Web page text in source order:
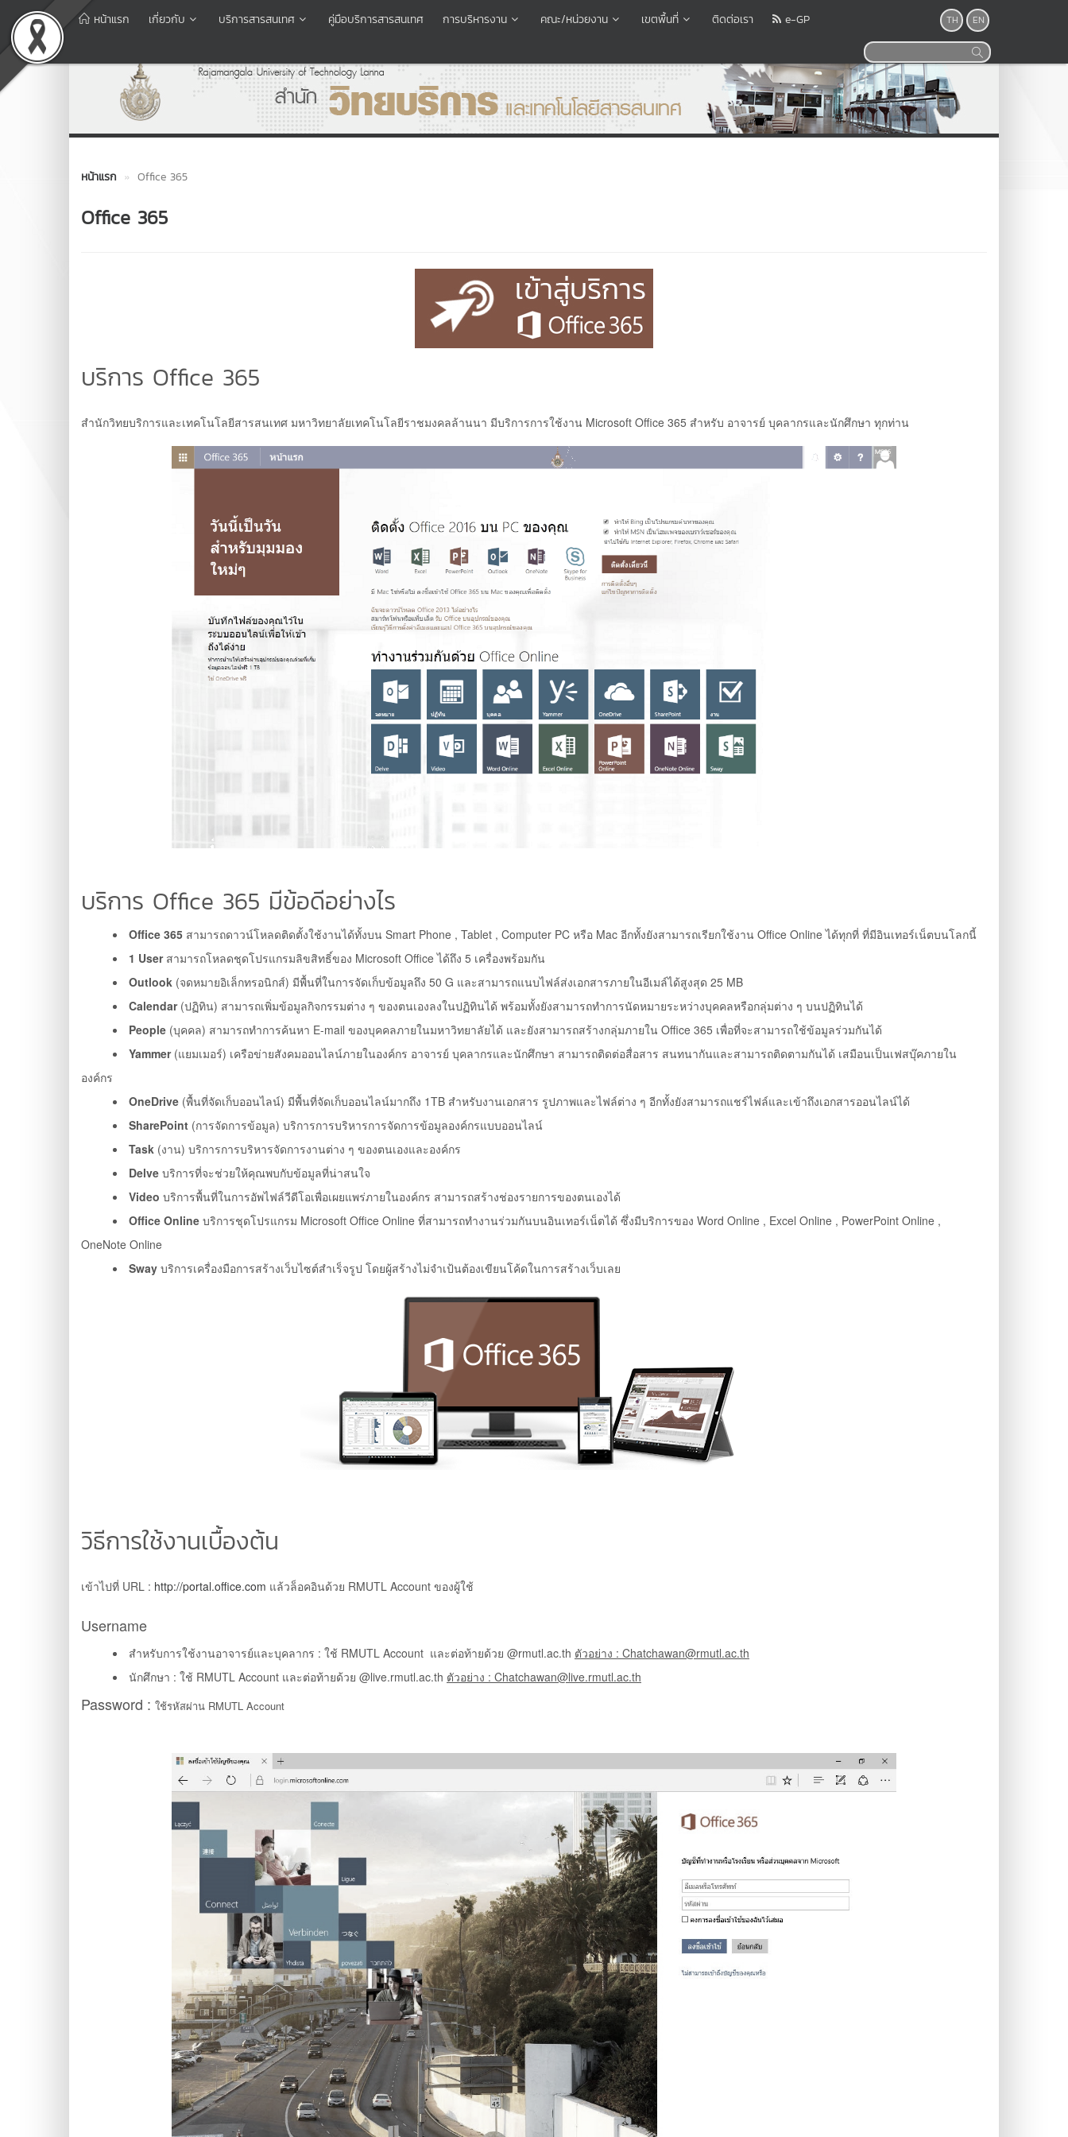
หน้าแรก เกี่ยวกับ บริการสารสนเทศ คู่มือบริการสารสนเทศ การบริหารงาน คณะ/หน่วยงาน เขตพื้นที่ ติดต่อเรา e-GP TH EN
หน้าแรก Office 365
Office 365
บริการ Office 365
สำนักวิทยบริการและเทคโนโลยีสารสนเทศ มหาวิทยาลัยเทคโนโลยีราชมงคลล้านนา มีบริการการใช้งาน Microsoft Office 365 สำหรับ อาจารย์ บุคลากรและนักศึกษา ทุกท่าน
บริการ Office 365 มีข้อดีอย่างไร
Office 365 สามารถดาวน์โหลดติดตั้งใช้งานได้ทั้งบน Smart Phone , Tablet , Computer PC หรือ Mac อีกทั้งยังสามารถเรียกใช้งาน Office Online ได้ทุกที่ ที่มีอินเทอร์เน็ตบนโลกนี้
1 Userสามารถโหลดชุดโปรแกรมลิขสิทธิ์ของ Microsoft Office ได้ถึง 5 เครื่องพร้อมกัน
Outlook (จดหมายอิเล็กทรอนิกส์) มีพื้นที่ในการจัดเก็บข้อมูลถึง 50 G และสามารถแนบไฟล์ส่งเอกสารภายในอีเมล์ได้สูงสุด 25 MB
Calendar (ปฏิทิน) สามารถเพิ่มข้อมูลกิจกรรมต่าง ๆ ของตนเองลงในปฏิทินได้ พร้อมทั้งยังสามารถทำการนัดหมายระหว่างบุคคลหรือกลุ่มต่าง ๆ บนปฏิทินได้
People (บุคคล) สามารถทำการค้นหา E-mail ของบุคคลภายในมหาวิทยาลัยได้ และยังสามารถสร้างกลุ่มภายใน Office 365 เพื่อที่จะสามารถใช้ข้อมูลร่วมกันได้
Yammer (แยมเมอร์) เครือข่ายสังคมออนไลน์ภายในองค์กร อาจารย์ บุคลากรและนักศึกษา สามารถติดต่อสื่อสาร สนทนากันและสามารถติดตามกันได้ เสมือนเป็นเฟสบุ๊คภายใน
องค์กร
OneDrive (พื้นที่จัดเก็บออนไลน์) มีพื้นที่จัดเก็บออนไลน์มากถึง 1TB สำหรับงานเอกสาร รูปภาพและไฟล์ต่าง ๆ อีกทั้งยังสามารถแชร์ไฟล์และเข้าถึงเอกสารออนไลน์ได้
SharePoint (การจัดการข้อมูล) บริการการบริหารการจัดการข้อมูลองค์กรแบบออนไลน์
Task (งาน) บริการการบริหารจัดการงานต่าง ๆ ของตนเองและองค์กร
Delve บริการที่จะช่วยให้คุณพบกับข้อมูลที่น่าสนใจ
Video บริการพื้นที่ในการอัพไฟล์วีดีโอเพื่อเผยแพร่ภายในองค์กร สามารถสร้างช่องรายการของตนเองได้
Office Online บริการชุดโปรแกรม Microsoft Office Online ที่สามารถทำงานร่วมกันบนอินเทอร์เน็ตได้ ซึ่งมีบริการของ Word Online , Excel Online , PowerPoint Online ,
OneNote Online
Sway บริการเครื่องมือการสร้างเว็บไซต์สำเร็จรูป โดยผู้สร้างไม่จำเป้นต้องเขียนโค้ดในการสร้างเว็บเลย
วิธีการใช้งานเบื้องต้น
เข้าไปที่ URL : http://portal.office.com แล้วล็อคอินด้วย RMUTL Account ของผู้ใช้
Username
สำหรับการใช้งานอาจารย์และบุคลากร : ใช้ RMUTL Account และต่อท้ายด้วย @rmutl.ac.th ตัวอย่าง : Chatchawan@rmutl.ac.th
นักศึกษา : ใช้ RMUTL Account และต่อท้ายด้วย @live.rmutl.ac.th ตัวอย่าง : Chatchawan@live.rmutl.ac.th
Password : ใช้รหัสผ่าน RMUTL Account